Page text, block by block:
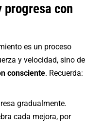
con
es un proceso
y velocidad, sino de
consciente. Recuerda:
gradualmente.
cada mejora, por